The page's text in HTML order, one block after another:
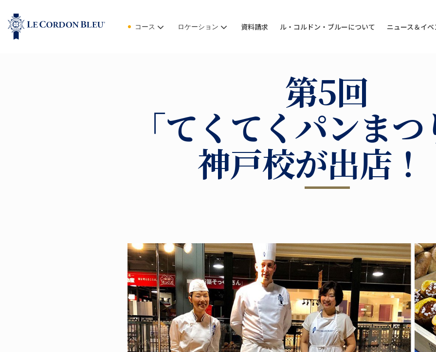
コース ロケーション 資料請求 ル・コルドン・ブルーについて ニュース＆イ
第5回
「てくてくパンま
神戸校が出店